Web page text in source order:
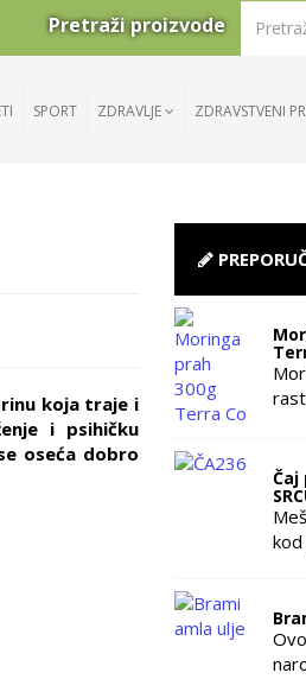
Pretraži proizvode
SPORT ZDRAVLJE ZDRAVSTVENI
koja traje i
i psihičku
oseća dobro
Čaj
kod